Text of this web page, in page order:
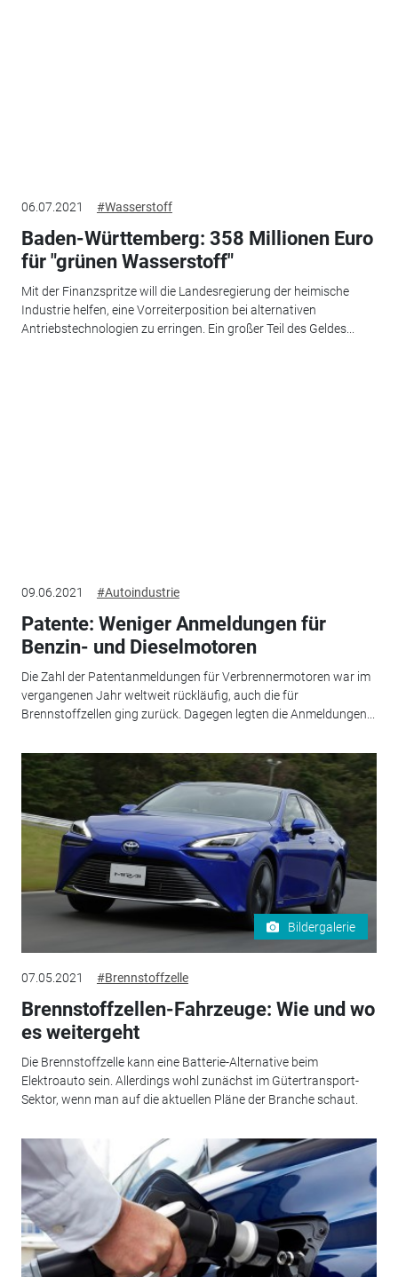
06.07.2021 #Wasserstoff
Baden-Württemberg: 358 Millionen Euro
für "grünen Wasserstoff"
Mit der Finanzspritze will die Landesregierung der heimische
Industrie helfen, eine Vorreiterposition bei alternativen
Antriebstechnologien zu erringen. Ein großer Teil des Geldes...
09.06.2021 #Autoindustrie
Patente: Weniger Anmeldungen für
Benzin- und Dieselmotoren
Die Zahl der Patentanmeldungen für Verbrennermotoren war im
vergangenen Jahr weltweit rückläufig, auch die für
Brennstoffzellen ging zurück. Dagegen legten die Anmeldungen...
Bildergalerie
07.05.2021 #Brennstoffzelle
Brennstoffzellen-Fahrzeuge: Wie und wo
es weitergeht
Die Brennstoffzelle kann eine Batterie-Alternative beim
Elektroauto sein. Allerdings wohl zunächst im Gütertransport-
Sektor, wenn man auf die aktuellen Pläne der Branche schaut.